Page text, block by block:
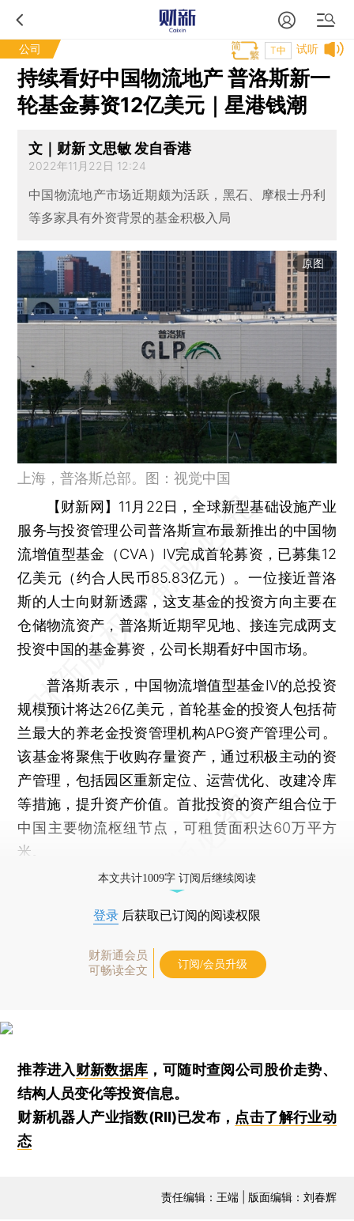
公司 试听
T中
持续看好中国物流地产 普洛斯新一
轮基金募资12亿美元｜星港钱潮
文｜财新 文思敏 发自香港
2022年11月22日 12:24
中国物流地产市场近期颇为活跃，黑石、摩根士丹利
等多家具有外资背景的基金积极入局
原图
上海，普洛斯总部。图：视觉中国
【财新网】 11月22日，全球新型基础设施产业
服务与投资管理公司普洛斯宣布最新推出的中国物
流增值型基金（CVA）Ⅳ完成首轮募资，已募集12
亿美元（约合人民币85.83亿元）。一位接近普洛
斯的人士向财新透露，这支基金的投资方向主要在
仓储物流资产，普洛斯近期罕见地、接连完成两支
投资中国的基金募资，公司长期看好中国市场。
普洛斯表示，中国物流增值型基金Ⅳ的总投资
规模预计将达26亿美元，首轮基金的投资人包括荷
兰最大的养老金投资管理机构APG资产管理公司。
该基金将聚焦于收购存量资产，通过积极主动的资
产管理，包括园区重新定位、运营优化、改建冷库
等措施，提升资产价值。首批投资的资产组合位于
中国主要物流枢纽节点，可租赁面积达60万平方
米。
本文共计1009字 订阅后继续阅读
登录 后获取已订阅的阅读权限
财新通会员
可畅读全文
订阅/会员升级
推荐进入财新数据库 ，可随时查阅公司股价走势、
结构人员变化等投资信息。
财新机器人产业指数(RII)已发布， 点击了解行业动
态
责任编辑：王端 | 版面编辑：刘春辉